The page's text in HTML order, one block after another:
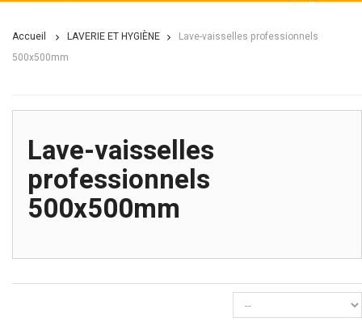
Accueil LAVERIE ET HYGIÈNE
Lave-vaisselles professionnels
500x500mm
Lave-vaisselles
professionnels
500x500mm